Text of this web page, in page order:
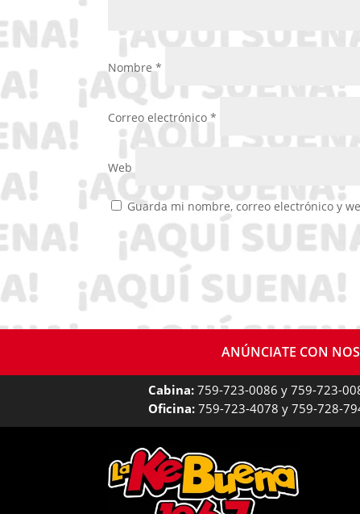
Nombre*
Correo electrónico*
Web
Guarda mi nombre, correo electrónico y
ANÚNCIATE CON
Cabina: 759-723-0086 y 759-723-
Oficina: 759-723-4078 y 759-728-